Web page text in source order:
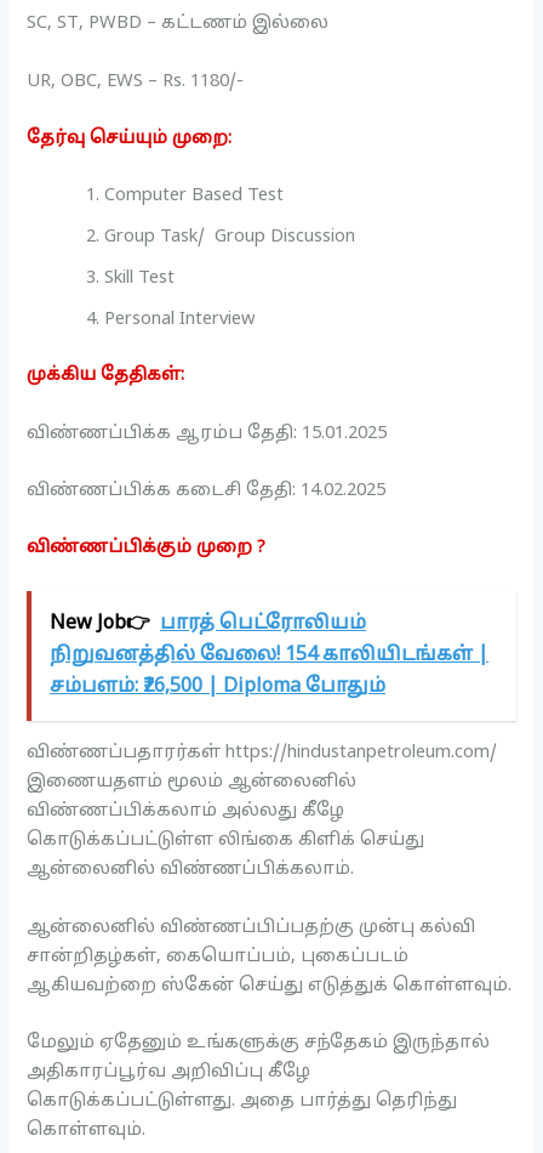
SC, ST, PWBD – கட்டணம் இல்லை
UR, OBC, EWS – Rs. 1180/-
தேர்வு செய்யும் முறை:
Computer Based Test
Group Task/ Group Discussion
Skill Test
Personal Interview
முக்கிய தேதிகள்:
விண்ணப்பிக்க ஆரம்ப தேதி: 15.01.2025
விண்ணப்பிக்க கடைசி தேதி: 14.02.2025
விண்ணப்பிக்கும் முறை ?
New Job👉 பாரத் பெட்ரோலியம்
நிறுவனத்தில் வேலை! 154 காலியிடங்கள் |
சம்பளம்: ₹26,500 | Diploma போதும்
விண்ணப்பதாரர்கள் https://hindustanpetroleum.com/
இணையதளம் மூலம் ஆன்லைனில்
விண்ணப்பிக்கலாம் அல்லது கீழே
கொடுக்கப்பட்டுள்ள லிங்கை கிளிக் செய்து
ஆன்லைனில் விண்ணப்பிக்கலாம்.
ஆன்லைனில் விண்ணப்பிப்பதற்கு முன்பு கல்வி
சான்றிதழ்கள், கையொப்பம், புகைப்படம்
ஆகியவற்றை ஸ்கேன் செய்து எடுத்துக் கொள்ளவும்.
மேலும் ஏதேனும் உங்களுக்கு சந்தேகம் இருந்தால்
அதிகாரப்பூர்வ அறிவிப்பு கீழே
கொடுக்கப்பட்டுள்ளது. அதை பார்த்து தெரிந்து
கொள்ளவும்.